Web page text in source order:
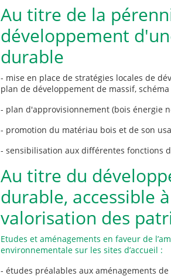
Au titre de la
développement
durable
- mise en place de stratégies locales de
plan de développement de massif,
- plan d'approvisionnement (bois énergie
- promotion du matériau bois et de son
- sensibilisation aux différentes fonctions
Au titre du
durable, accessible
valorisation des
Etudes et aménagements en faveur de
environnementale sur les sites d’accueil :
- études préalables aux aménagements de